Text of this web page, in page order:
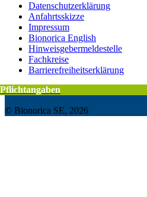
Datenschutzerklärung
Anfahrtsskizze
Impressum
Bionorica English
Hinweisgebermeldestelle
Fachkreise
Barrierefreiheitserklärung
Pflichtangaben
Pflichtangaben
© Bionorica SE, 2026